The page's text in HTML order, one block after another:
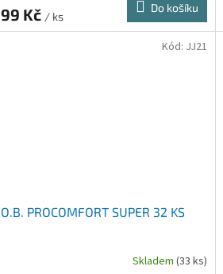
99 Kč / ks
Do košíku
O.B. PROCOMFORT SUPER 32 KS
Skladem (33 ks)
Kód: JJ21